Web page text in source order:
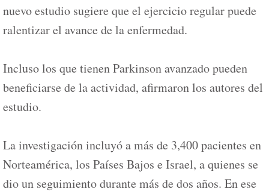
nuevo estudio sugiere que el ejercicio regular puede
ralentizar el avance de la enfermedad.
Incluso los que tienen Parkinson avanzado pueden
beneficiarse de la actividad, afirmaron los autores del
estudio.
La investigación incluyó a más de 3,400 pacientes en
Norteamérica, los Países Bajos e Israel, a quienes se
dio un seguimiento durante más de dos años. En ese